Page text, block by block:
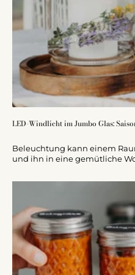
LED-Windlicht im Jumbo Glas:
Beleuchtung kann einem
und ihn in eine gemütliche
Optik aus Echtwachs.